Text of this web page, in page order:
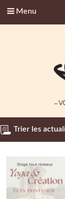
Menu
Trier les